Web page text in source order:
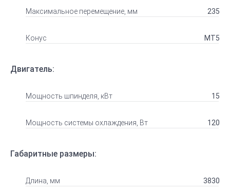
Максимальное перемещение, мм 235
Конус МТ5
Двигатель:
Мощность шпинделя, кВт 15
Мощность системы охлаждения, Вт 120
Габаритные размеры:
Длина, мм 3830